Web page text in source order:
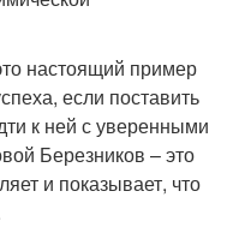
настоящий пример
если поставить
к ней с уверенными
Березников – это
и показывает, что